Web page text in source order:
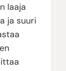
laaja
ja suuri